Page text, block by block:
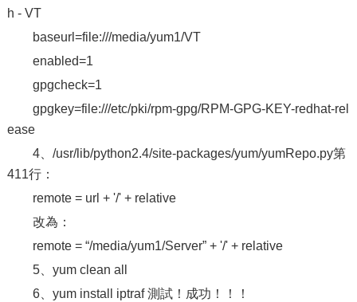
h - VT
baseurl=file:///media/yum1/VT
enabled=1
gpgcheck=1
gpgkey=file:///etc/pki/rpm-gpg/RPM-GPG-KEY-redhat-rel
ease
4、/usr/lib/python2.4/site-packages/yum/yumRepo.py第
411行：
remote = url + '/' + relative
改為：
remote = “/media/yum1/Server” + '/' + relative
5、yum clean all
6、yum install iptraf 測試！成功！！！